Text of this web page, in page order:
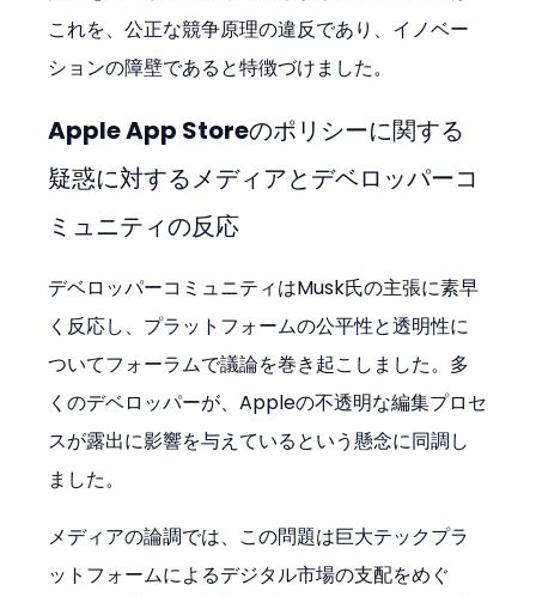
これを、公正な競争原理の違反であり、イノベー
ションの障壁であると特徴づけました。
Apple App Storeのポリシーに関する
疑惑に対するメディアとデベロッパーコ
ミュニティの反応
デベロッパーコミュニティはMusk氏の主張に素早
く反応し、プラットフォームの公平性と透明性に
ついてフォーラムで議論を巻き起こしました。多
くのデベロッパーが、Appleの不透明な編集プロセ
スが露出に影響を与えているという懸念に同調し
ました。
メディアの論調では、この問題は巨大テックプラ
ットフォームによるデジタル市場の支配をめぐ